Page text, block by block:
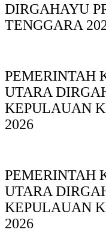
DIRGAHAYU
TENGGARA
PEMERINTAH
UTARA
KEPULAUAN
2026
PEMERINTAH
UTARA
KEPULAUAN
2026